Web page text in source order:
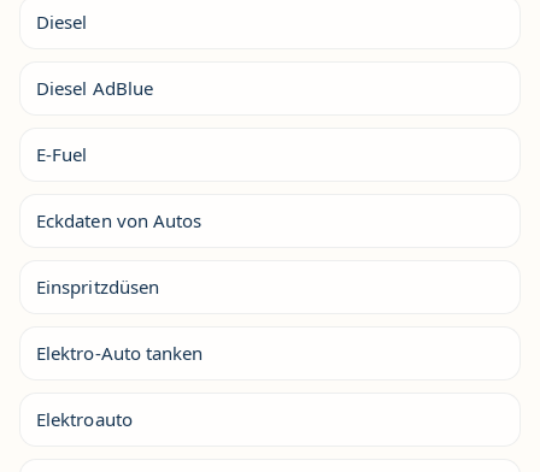
Diesel
Diesel AdBlue
E-Fuel
Eckdaten von Autos
Einspritzdüsen
Elektro-Auto tanken
Elektroauto